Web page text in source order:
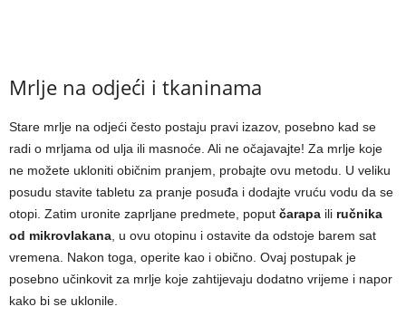
Mrlje na odjeći i tkaninama
Stare mrlje na odjeći često postaju pravi izazov, posebno kad se
radi o mrljama od ulja ili masnoće. Ali ne očajavajte! Za mrlje koje
ne možete ukloniti običnim pranjem, probajte ovu metodu. U veliku
posudu stavite tabletu za pranje posuđa i dodajte vruću vodu da se
otopi. Zatim uronite zaprljane predmete, poput čarapa ili ručnika
od mikrovlakana, u ovu otopinu i ostavite da odstoje barem sat
vremena. Nakon toga, operite kao i obično. Ovaj postupak je
posebno učinkovit za mrlje koje zahtijevaju dodatno vrijeme i napor
kako bi se uklonile.